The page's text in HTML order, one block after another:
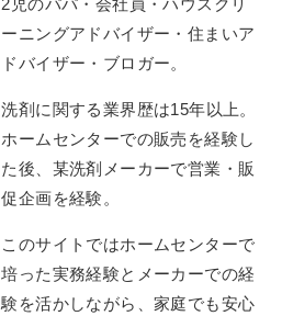
ーニングアドバイザー・住まいア
ドバイザー・ブロガー。
洗剤に関する業界歴は15年以上。
ホームセンターでの販売を経験し
た後、某洗剤メーカーで営業・販
促企画を経験。
このサイトではホームセンターで
培った実務経験とメーカーでの経
験を活かしながら、家庭でも安心